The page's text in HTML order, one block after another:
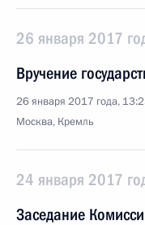
26 января 2017
Вручение
26 января 2017 года,
Москва, Кремль
24 января 2017
Заседание